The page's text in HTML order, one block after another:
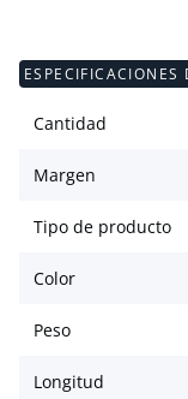
ESPECIFICACIONES
Cantidad
Margen
Tipo de producto
Color
Peso
Longitud